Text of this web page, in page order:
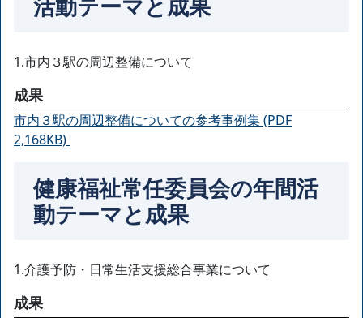
活動テーマと成果
1.市内３駅の周辺整備について
成果
市内３駅の周辺整備についての参考事例集 (PDF
2,168KB)
健康福祉常任委員会の年間活
動テーマと成果
1.介護予防・日常生活支援総合事業について
成果